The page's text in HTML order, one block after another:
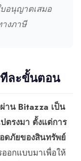
บอนุญาตเสมอ
งภาษี
ละขั้นตอน
าน Bitazza เป็น
ตรงมา ตั้งแต่การ
ดภัยของสินทรัพย์
อกแบบมาเพื่อให้